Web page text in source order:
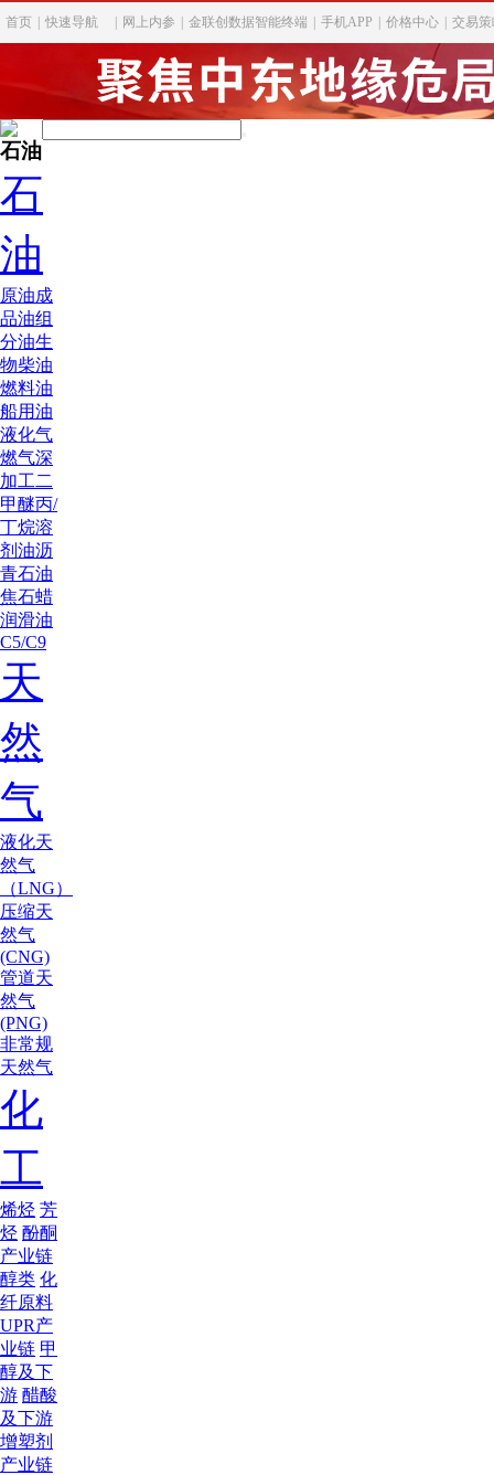
首页 快速导航 网上内参 金联创数据智能终端 手机APP 价格中心 交易
石油
石
油
原油成
品油组
分油生
物柴油
燃料油
船用油
液化气
燃气深
加工二
甲醚丙/
丁烷溶
剂油沥
青石油
焦石蜡
润滑油
C5/C9
天
然
气
液化天
然气
（LNG）
压缩天
然气
(CNG)
管道天
然气
(PNG)
非常规
天然气
化
工
烯烃 芳
烃 酚酮
产业链
醇类 化
纤原料
UPR产
业链 甲
醇及下
游 醋酸
及下游
增塑剂
产业链